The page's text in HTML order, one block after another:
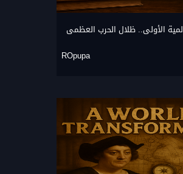
الأولى.. ظلال الحرب العظمى
ROpupa